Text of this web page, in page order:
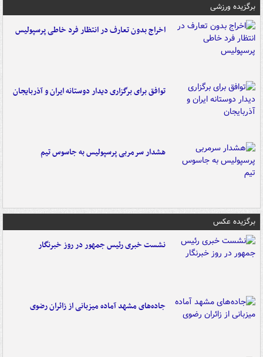
برگزیده ورزشی
اخراج بدون تعارف در انتظار فرد خاطی پرسپولیس
توافق برای برگزاری دیدار دوستانه ایران و آذربایجان
هشدار سرمربی پرسپولیس به جاسوس تیم
برگزیده عکس
نشست خبری رئیس جمهور در روز خبرنگار
جاده‌های مشهد آماده میزبانی از زائران رضوی